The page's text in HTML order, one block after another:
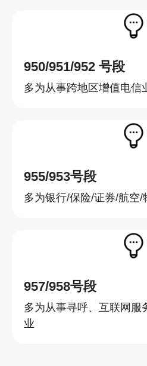
950/951/952 号段
多为从事跨地区增值电信
955/953号段
多为银行/保险/证券/航空/
957/958号段
多为从事寻呼、互联网服
业